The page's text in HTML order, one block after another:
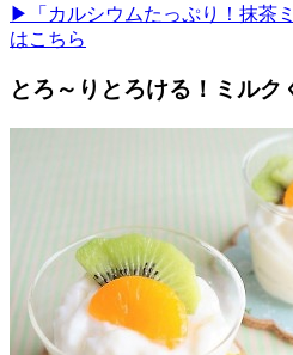
▶「カルシウムたっぷり！抹茶
はこちら
とろ～りとろける！ミルク